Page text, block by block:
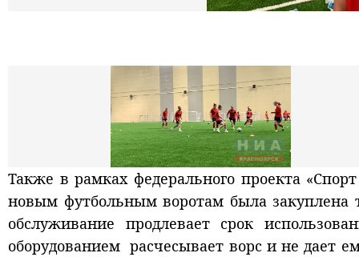
Также в рамках федерального проекта
новым футбольным воротам была закуплена
обслуживание продлевает срок
оборудованием расчесывает ворс и не дает